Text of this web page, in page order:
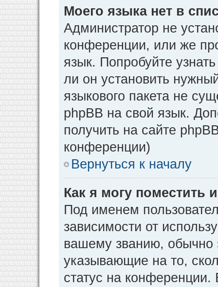
Моего языка нет в
Администратор не
конференции, или же
язык. Попробуйте
ли он установить
языкового пакета не
phpBB на свой язык.
получить на сайте
конференции)
Вернуться к началу
Как я могу поместить
Под именем
зависимости от
вашему званию, обычно
указывающие на то,
статус на